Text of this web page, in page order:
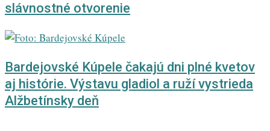
slávnostné otvorenie
Bardejovské Kúpele čakajú dni plné kvetov
aj histórie. Výstavu gladiol a ruží vystrieda
Alžbetínsky deň